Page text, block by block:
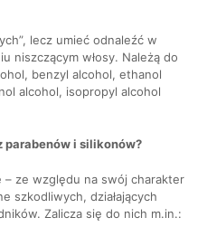
lecz umieć odnaleźć w
niszczącym włosy. Należą do
benzyl alcohol, ethanol
alcohol, isopropyl alcohol
parabenów i silikonów?
ze względu na swój charakter
szkodliwych, działających
Zalicza się do nich m.in.: